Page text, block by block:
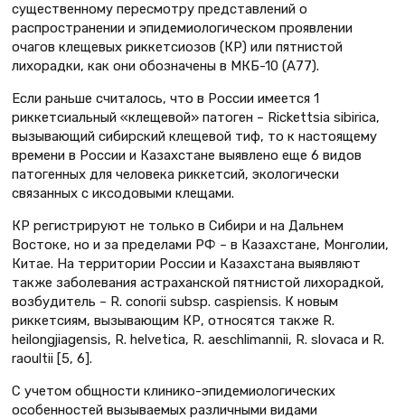
существенному пересмотру представлений о
распространении и эпидемиологическом проявлении
очагов клещевых риккетсиозов (КР) или пятнистой
лихорадки, как они обозначены в МКБ-10 (А77).
Если раньше считалось, что в России имеется 1
риккетсиальный «клещевой» патоген – Rickettsia sibirica,
вызывающий сибирский клещевой тиф, то к настоящему
времени в России и Казахстане выявлено еще 6 видов
патогенных для человека риккетсий, экологически
связанных с иксодовыми клещами.
КР регистрируют не только в Сибири и на Дальнем
Востоке, но и за пределами РФ – в Казахстане, Монголии,
Китае. На территории России и Казахстана выявляют
также заболевания астраханской пятнистой лихорадкой,
возбудитель – R. conorii subsp. caspiensis. К новым
риккетсиям, вызывающим КР, относятся также R.
heilongjiagensis, R. helvetica, R. aeschlimannii, R. slovaca и R.
raoultii [5, 6].
С учетом общности клинико-эпидемиологических
особенностей вызываемых различными видами